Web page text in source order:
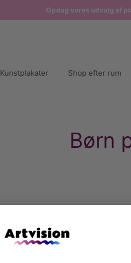
Opdag vores udvalg af
Kunstplakater Shop efter rum
Børn